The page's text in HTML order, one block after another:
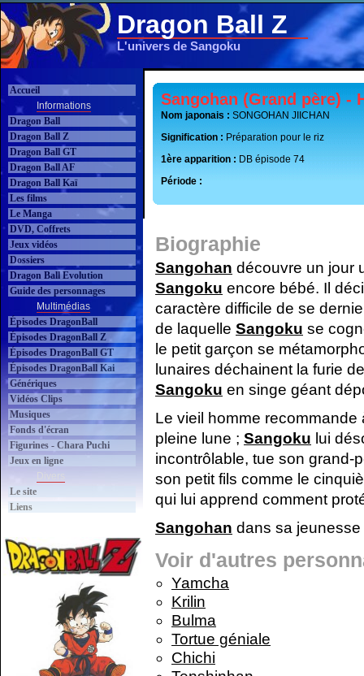
Dragon Ball Z
L'univers de Sangoku
Accueil
Informations
Dragon Ball
Dragon Ball Z
Dragon Ball GT
Dragon Ball AF
Dragon Ball Kaï
Les films
Le Manga
DVD, Coffrets
Jeux vidéos
Dossiers
Dragon Ball Evolution
Guide des personnages
Multimédias
Épisodes DragonBall
Épisodes DragonBall Z
Épisodes DragonBall GT
Épisodes DragonBall Kai
Génériques
Vidéos Clips
Musiques
Fonds d'écran
Figurines - Chara Puchi
Jeux en ligne
Le site
Liens
Sangohan (Grand père) -
Nom japonais : SONGOHAN JIICHAN
Signification : Préparation pour le riz
1ère apparition : DB épisode 74
Période :
Biographie
Sangohan découvre un jour
Sangoku encore bébé. Il
caractère difficile de se
de laquelle Sangoku se
le petit garçon se
lunaires déchainent la furie
Sangoku en singe géant
Le vieil homme
pleine lune ; Sangoku lui
incontrôlable, tue son grand-
son petit fils comme le
qui lui apprend comment
Sangohan dans sa
Voir d'autres
Yamcha
Krilin
Bulma
Tortue géniale
Chichi